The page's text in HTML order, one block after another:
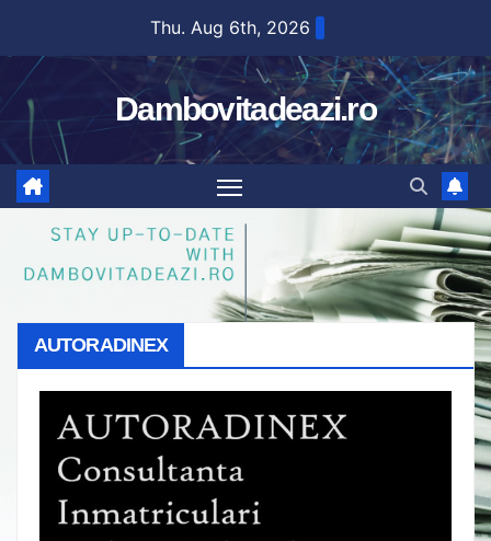
content
Thu. Aug 6th, 2026
Dambovitadeazi.ro
AUTORADINEX